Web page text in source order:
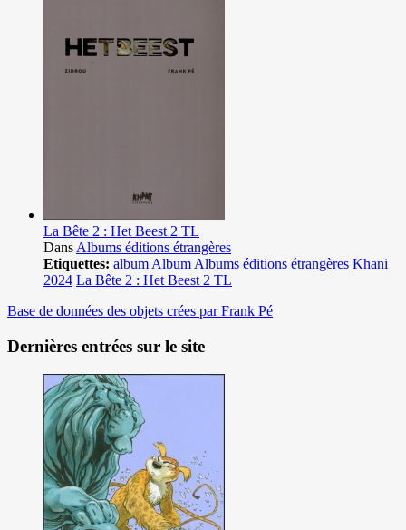
La Bête 2 : Het Beest 2 TL
Dans Albums éditions étrangères
Etiquettes: album Album Albums éditions étrangères Khani
2024 La Bête 2 : Het Beest 2 TL
Base de données des objets crées par Frank Pé
Dernières entrées sur le site